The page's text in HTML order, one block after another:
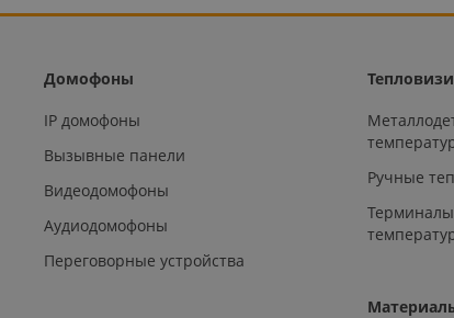
Домофоны
IP домофоны
Вызывные панели
Видеодомофоны
Аудиодомофоны
Переговорные устройства
Ручные